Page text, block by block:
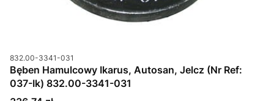
Kod produktu
832.00-3341-031
Bęben Hamulcowy Ikarus, Autosan, Jelcz (Nr Ref:
037-Ik) 832.00-3341-031